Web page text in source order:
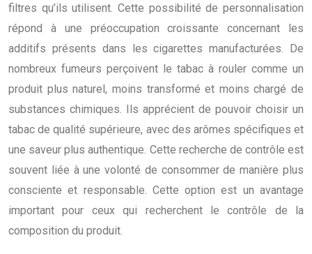
filtres qu’ils utilisent. Cette possibilité de personnalisation
répond à une préoccupation croissante concernant les
additifs présents dans les cigarettes manufacturées. De
nombreux fumeurs perçoivent le tabac à rouler comme un
produit plus naturel, moins transformé et moins chargé de
substances chimiques. Ils apprécient de pouvoir choisir un
tabac de qualité supérieure, avec des arômes spécifiques et
une saveur plus authentique. Cette recherche de contrôle est
souvent liée à une volonté de consommer de manière plus
consciente et responsable. Cette option est un avantage
important pour ceux qui recherchent le contrôle de la
composition du produit.